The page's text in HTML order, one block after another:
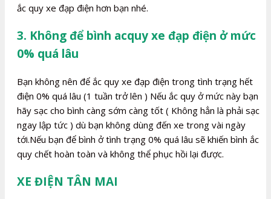
ắc quy xe đạp điện hơn bạn nhé.
3. Không để bình acquy xe đạp điện ở mức
0% quá lâu
Bạn không nên để ắc quy xe đạp điện trong tình trạng hết
điện 0% quá lâu (1 tuần trở lên ) Nếu ắc quy ở mức này bạn
hãy sạc cho bình càng sớm càng tốt ( Không hẳn là phải sạc
ngay lập tức ) dù bạn không dùng đến xe trong vài ngày
tới.Nếu bạn để bình ở tình trạng 0% quá lâu sẽ khiến bình ắc
quy chết hoàn toàn và không thể phục hồi lại được.
XE ĐIỆN TÂN MAI